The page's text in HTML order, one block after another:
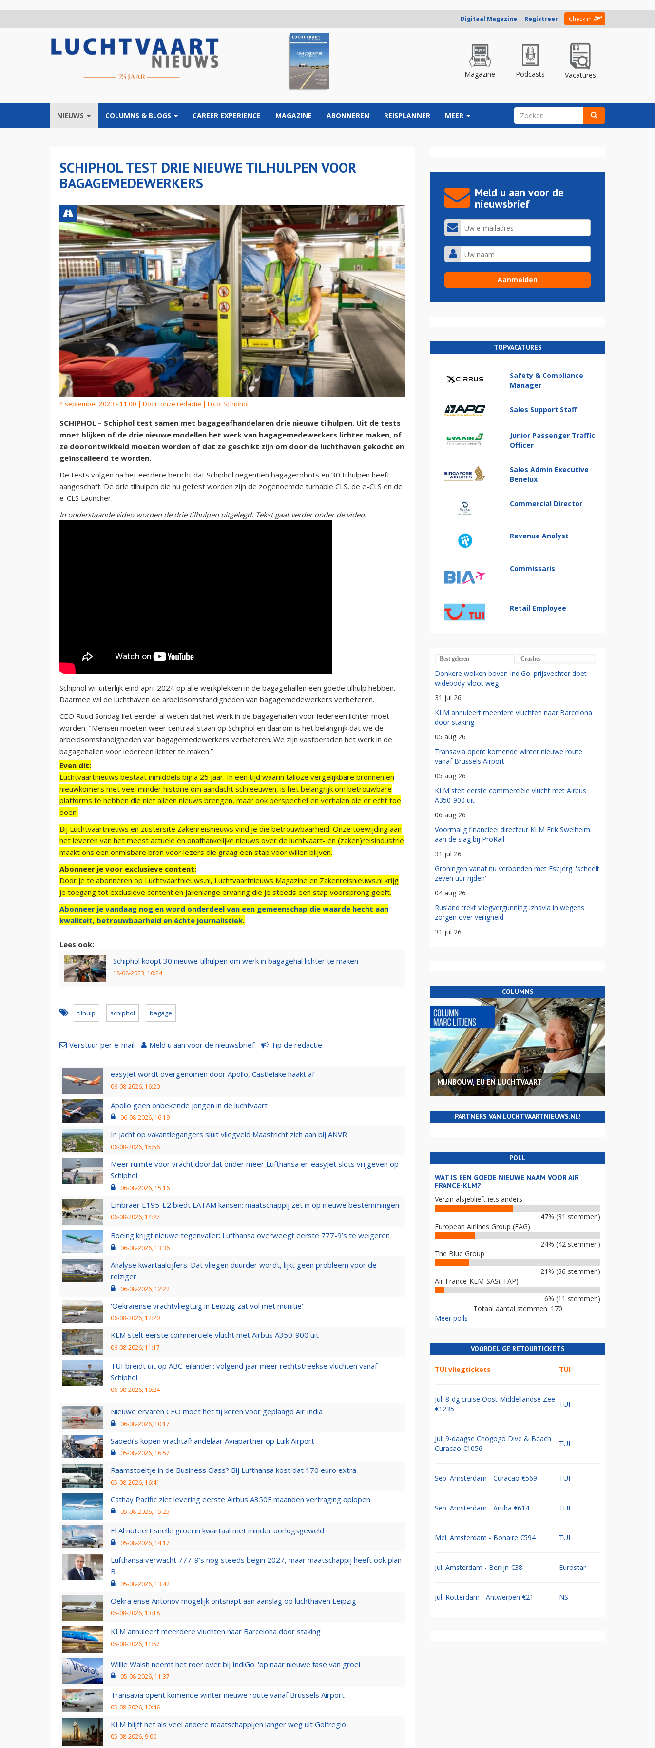
Digitaal Magazine Registreer Check in
Magazine Podcasts Vacatures
NIEUWS COLUMNS & BLOGS CAREER EXPERIENCE MAGAZINE ABONNEREN REISPLANNER MEER ZOEKVELD
SCHIPHOL TEST DRIE NIEUWE TILHULPEN VOOR
BAGAGEMEDEWERKERS
4 september 2023 - 11:00 | Door: onze redactie | Foto: Schiphol
SCHIPHOL – Schiphol test samen met bagageafhandelaren drie nieuwe tilhulpen. Uit de tests
moet blijken of de drie nieuwe modellen het werk van bagagemedewerkers lichter maken, of
ze doorontwikkeld moeten worden of dat ze geschikt zijn om door de luchthaven gekocht en
geïnstalleerd te worden.
De tests volgen na het eerdere bericht dat Schiphol negentien bagagerobots en 30 tilhulpen heeft
aangeschaft. De drie tilhulpen die nu getest worden zijn de zogenoemde turnable CLS, de e-CLS en de
e-CLS Launcher.
In onderstaande video worden de drie tilhulpen uitgelegd. Tekst gaat verder onder de video.
Schiphol wil uiterlijk eind april 2024 op alle werkplekken in de bagagehallen een goede tilhulp hebben.
Daarmee wil de luchthaven de arbeidsomstandigheden van bagagemedewerkers verbeteren.
CEO Ruud Sondag liet eerder al weten dat het werk in de bagagehallen voor iedereen lichter moet
worden. "Mensen moeten weer centraal staan op Schiphol en daarom is het belangrijk dat we de
arbeidsomstandigheden van bagagemedewerkers verbeteren. We zijn vastberaden het werk in de
bagagehallen voor iedereen lichter te maken.”
Even dit:
Luchtvaartnieuws bestaat inmiddels bijna 25 jaar. In een tijd waarin talloze vergelijkbare bronnen en
nieuwkomers met veel minder historie om aandacht schreeuwen, is het belangrijk om betrouwbare
platforms te hebben die niet alleen nieuws brengen, maar ook perspectief en verhalen die er echt toe
doen.
Bij Luchtvaartnieuws en zustersite Zakenreisnieuws vind je die betrouwbaarheid. Onze toewijding aan
het leveren van het meest actuele en onafhankelijke nieuws over de luchtvaart- en (zaken)reisindustrie
maakt ons een onmisbare bron voor lezers die graag een stap voor willen blijven.
Abonneer je voor exclusieve content:
Door je te abonneren op Luchtvaartnieuws.nl, Luchtvaartnieuws Magazine en Zakenreisnieuws.nl krijg
je toegang tot exclusieve content en jarenlange ervaring die je steeds een stap voorsprong geeft.
Abonneer je vandaag nog en word onderdeel van een gemeenschap die waarde hecht aan
kwaliteit, betrouwbaarheid en échte journalistiek.
Lees ook:
Schiphol koopt 30 nieuwe tilhulpen om werk in bagagehal lichter te maken
18-08-2023, 10:24
tilhulp schiphol bagage
Verstuur per e-mail Meld u aan voor de nieuwsbrief Tip de redactie
easyJet wordt overgenomen door Apollo, Castlelake haakt af
06-08-2026, 16:20
Apollo geen onbekende jongen in de luchtvaart
06-08-2026, 16:19
In jacht op vakantiegangers sluit vliegveld Maastricht zich aan bij ANVR
06-08-2026, 15:56
Meer ruimte voor vracht doordat onder meer Lufthansa en easyJet slots vrijgeven op
Schiphol
06-08-2026, 15:16
Embraer E195-E2 biedt LATAM kansen: maatschappij zet in op nieuwe bestemmingen
06-08-2026, 14:27
Boeing krijgt nieuwe tegenvaller: Lufthansa overweegt eerste 777-9’s te weigeren
06-08-2026, 13:36
Analyse kwartaalcijfers: Dat vliegen duurder wordt, lijkt geen probleem voor de
reiziger
06-08-2026, 12:22
'Oekraïense vrachtvliegtuig in Leipzig zat vol met munitie'
06-08-2026, 12:20
KLM stelt eerste commerciële vlucht met Airbus A350-900 uit
06-08-2026, 11:17
TUI breidt uit op ABC-eilanden: volgend jaar meer rechtstreekse vluchten vanaf
Schiphol
06-08-2026, 10:24
Nieuwe ervaren CEO moet het tij keren voor geplaagd Air India
06-08-2026, 10:17
Saoedi’s kopen vrachtafhandelaar Aviapartner op Luik Airport
05-08-2026, 16:57
Raamstoeltje in de Business Class? Bij Lufthansa kost dat 170 euro extra
05-08-2026, 16:41
Cathay Pacific ziet levering eerste Airbus A350F maanden vertraging oplopen
05-08-2026, 15:25
El Al noteert snelle groei in kwartaal met minder oorlogsgeweld
05-08-2026, 14:17
Lufthansa verwacht 777-9’s nog steeds begin 2027, maar maatschappij heeft ook plan
B
05-08-2026, 13:42
Oekraïense Antonov mogelijk ontsnapt aan aanslag op luchthaven Leipzig
05-08-2026, 13:18
KLM annuleert meerdere vluchten naar Barcelona door staking
05-08-2026, 11:57
Willie Walsh neemt het roer over bij IndiGo: 'op naar nieuwe fase van groei'
05-08-2026, 11:37
Transavia opent komende winter nieuwe route vanaf Brussels Airport
05-08-2026, 10:46
KLM blijft net als veel andere maatschappijen langer weg uit Golfregio
05-08-2026, 9:00
Meld u aan voor de
nieuwsbrief
TOPVACATURES
Safety & Compliance
Manager
Sales Support Staff
Junior Passenger Traffic
Officer
Sales Admin Executive
Benelux
Commercial Director
Revenue Analyst
Commissaris
Retail Employee
Best gelezen Crashes
Donkere wolken boven IndiGo: prijsvechter doet
widebody-vloot weg
31 jul 26
KLM annuleert meerdere vluchten naar Barcelona
door staking
05 aug 26
Transavia opent komende winter nieuwe route
vanaf Brussels Airport
05 aug 26
KLM stelt eerste commerciële vlucht met Airbus
A350-900 uit
06 aug 26
Voormalig financieel directeur KLM Erik Swelheim
aan de slag bij ProRail
31 jul 26
Groningen vanaf nu verbonden met Esbjerg: 'scheelt
zeven uur rijden'
04 aug 26
Rusland trekt vliegvergunning Izhavia in wegens
zorgen over veiligheid
31 jul 26
COLUMNS
MIJNBOUW, EU EN LUCHTVAART
PARTNERS VAN LUCHTVAARTNIEUWS.NL!
POLL
WAT IS EEN GOEDE NIEUWE NAAM VOOR AIR
FRANCE-KLM?
Verzin alsjeblieft iets anders
47% (81 stemmen)
European Airlines Group (EAG)
24% (42 stemmen)
The Blue Group
21% (36 stemmen)
Air-France-KLM-SAS(-TAP)
6% (11 stemmen)
Totaal aantal stemmen: 170
Meer polls
VOORDELIGE RETOURTICKETS
TUI vliegtickets TUI
Jul: 8-dg cruise Oost Middellandse Zee
€1235
TUI
Jul: 9-daagse Chogogo Dive & Beach
Curacao €1056
TUI
Sep: Amsterdam - Curacao €569 TUI
Sep: Amsterdam - Aruba €614 TUI
Mei: Amsterdam - Bonaire €594 TUI
Jul: Amsterdam - Berlijn €38 Eurostar
Jul: Rotterdam - Antwerpen €21 NS